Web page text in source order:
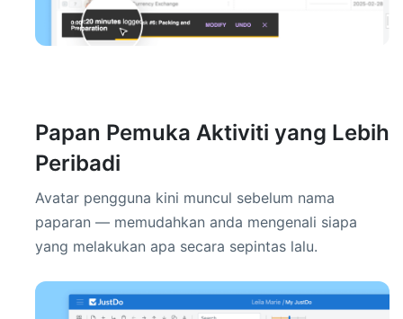
Papan Pemuka Aktiviti yang Lebih
Peribadi
Avatar pengguna kini muncul sebelum nama
paparan — memudahkan anda mengenali siapa
yang melakukan apa secara sepintas lalu.